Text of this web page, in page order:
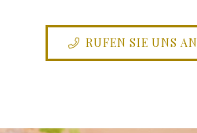
RUFEN SIE UNS AN